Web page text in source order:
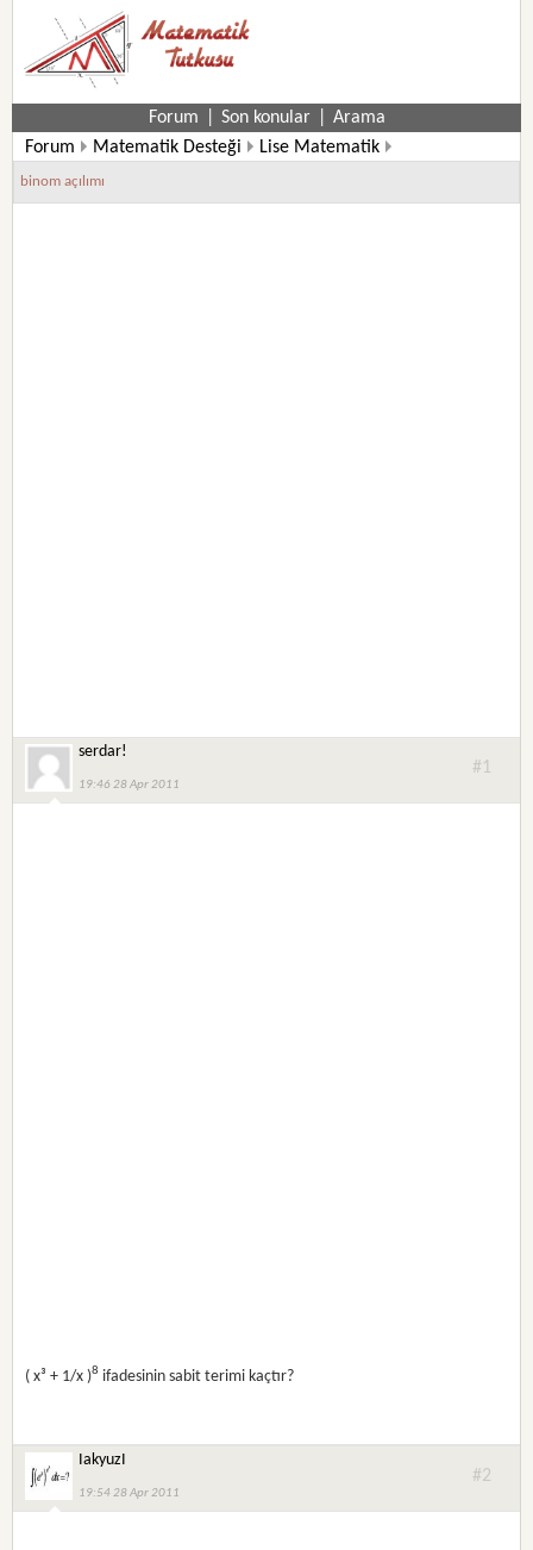
Forum Son konular
Arama
Forum
Matematik Desteği
Lise Matematik
10. Sınıf Matematik Soruları
binom açılımı
serdar!
19:46 28 Apr 2011
#1
( x³ + 1/x )8 ifadesinin sabit terimi kaçtır?
IakyuzI
19:54 28 Apr 2011
#2